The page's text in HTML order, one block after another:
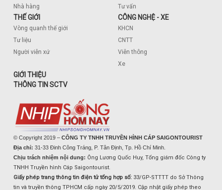
Nhà hàng
Tư vấn
THẾ GIỚI
Vòng quanh thế giới
Tư liệu
Người viễn xứ
CÔNG NGHỆ - XE
KHCN
CNTT
Viễn thông
Xe
GIỚI THIỆU
THÔNG TIN SCTV
© Copyright 2019 – CÔNG TY TNHH TRUYỀN HÌNH CÁP SAIGONTOURIST
Địa chỉ: 31-33 Đinh Công Tráng, P. Tân Định, Tp. Hồ Chí Minh.
Chịu trách nhiệm nội dung: Ông Lương Quốc Huy, Tổng giám đốc Công ty
TNHH Truyền hình Cáp Saigontourist.
Giấy phép trang thông tin điện tử tổng hợp số: 33/GP-STTTT do Sở Thông
tin và truyền thông TPHCM cấp ngày 20/5/2019. Cập nhật giấy phép theo